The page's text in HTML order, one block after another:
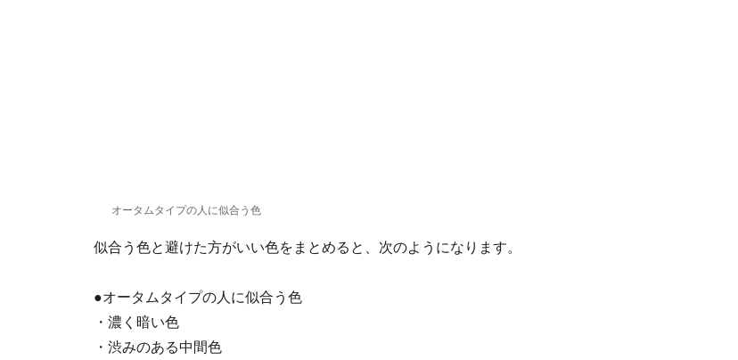
オータムタイプの人に似合う色
似合う色と避けた方がいい色をまとめると、次のようになります。
●オータムタイプの人に似合う色
・濃く暗い色
・渋みのある中間色